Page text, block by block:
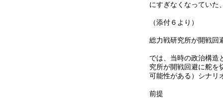
にすぎなくなっていた
（添付６より）
総力戦研究所が開戦回
では、当時の政治構造
究所が開戦回避に舵を
可能性がある）シナリ
前提